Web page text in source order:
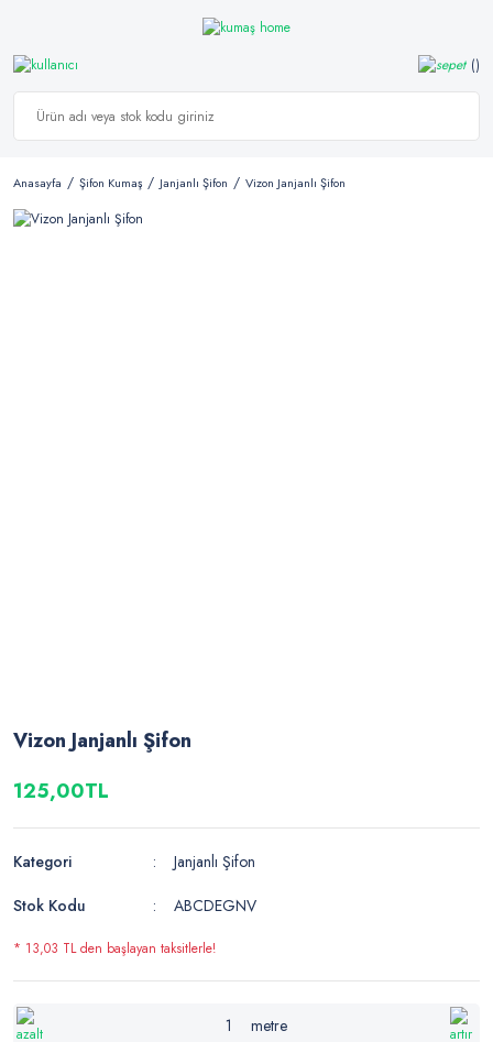
Anasayfa Şifon Kumaş Janjanlı Şifon Vizon Janjanlı Şifon
Vizon Janjanlı Şifon
125,00TL
Kategori
Janjanlı Şifon
Stok Kodu
ABCDEGNV
* 13,03 TL den başlayan taksitlerle!
metre